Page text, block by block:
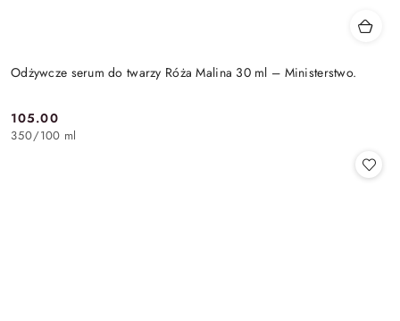
Odżywcze serum do twarzy Róża Malina 30 ml – Ministerstwo.
Cena:
105.00
350/100 ml